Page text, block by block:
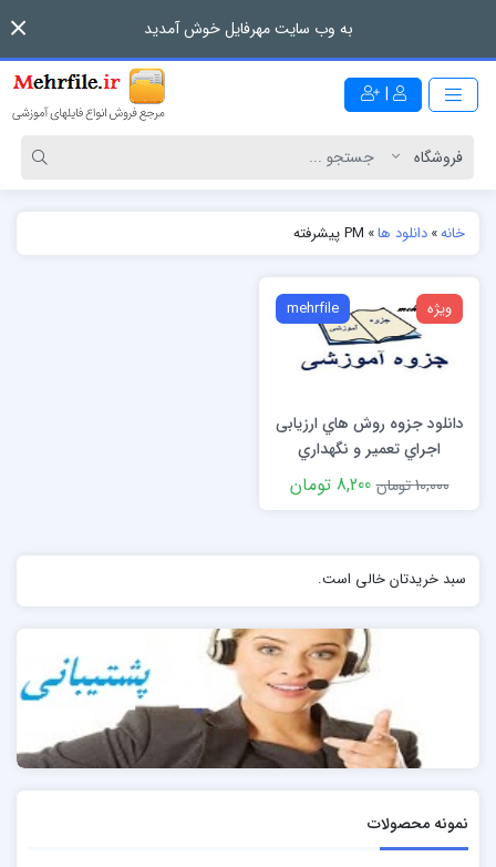
به وب سایت مهرفایل خوش آمدید
|
خانه»دانلود ها» PM پیشرفته
ویژه mehrfile
دانلود جزوه روش هاي ارزیابی
اجراي تعمیر و نگهداري
تجهیزات (PM پیشرفته)
10,000 تومان 8,200 تومان
سبد خریدتان خالی است.
نمونه محصولات